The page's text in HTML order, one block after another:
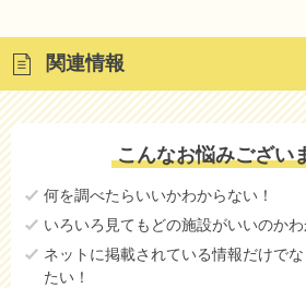
関連情報
こんなお悩みござい
何を調べたらいいかわからない！
いろいろ見てもどの施設がいいのかわ
ネットに掲載されている情報だけで
たい！